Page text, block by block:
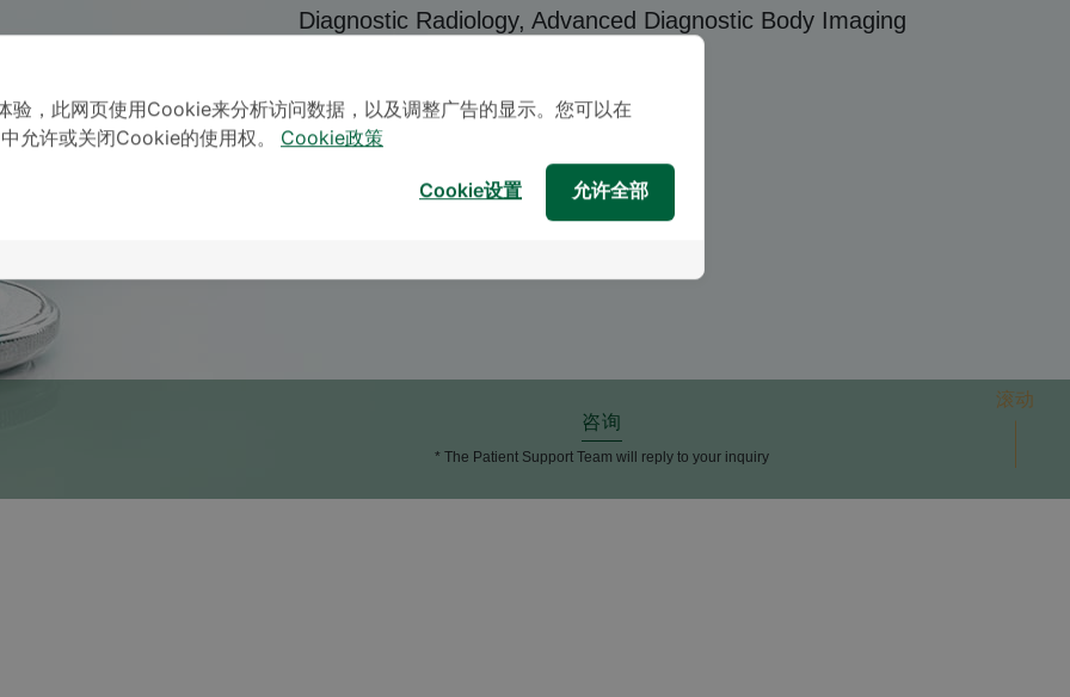
Diagnostic Radiology, Advanced Diagnostic Body Imaging
咨询
* The Patient Support Team will reply to your inquiry
滚动
验，此网页使用Cookie来分析访问数据，以及调整广告的显示。您可以在
允许或关闭Cookie的使用权。
Cookie政策
允许全部
Cookie设置